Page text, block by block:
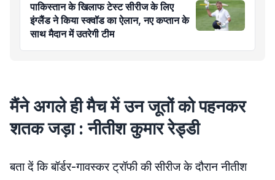
पाकिस्तान के खिलाफ टेस्ट सीरीज के लिए
इंग्लैंड ने किया स्क्वॉड का ऐलान, नए कप्तान के
साथ मैदान में उतरेगी टीम
मैंने अगले ही मैच में उन जूतों को पहनकर
शतक जड़ा : नीतीश कुमार रेड्डी
बता दें कि बॉर्डर-गावस्कर ट्रॉफी की सीरीज के दौरान नीतीश